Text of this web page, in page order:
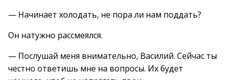
— Начинает холодать, не пора ли нам поддать?
Он натужно рассмеялся.
— Послушай меня внимательно, Василий. Сейчас ты
честно ответишь мне на вопросы. Их будет